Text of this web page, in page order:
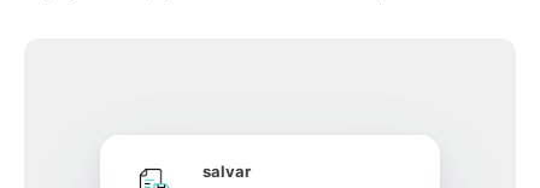
salvar